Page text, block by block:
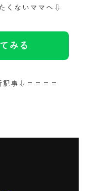
くないママへ⇩
みる
記事⇩＝＝＝＝